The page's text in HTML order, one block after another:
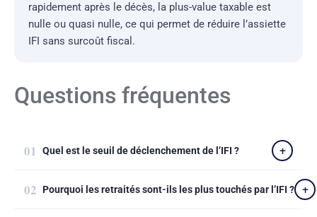
rapidement après le décès, la plus-value taxable est
nulle ou quasi nulle, ce qui permet de réduire l’assiette
IFI sans surcoût fiscal.
Questions fréquentes
Quel est le seuil de déclenchement de l’IFI ?
Pourquoi les retraités sont-ils les plus touchés par l’IFI ?